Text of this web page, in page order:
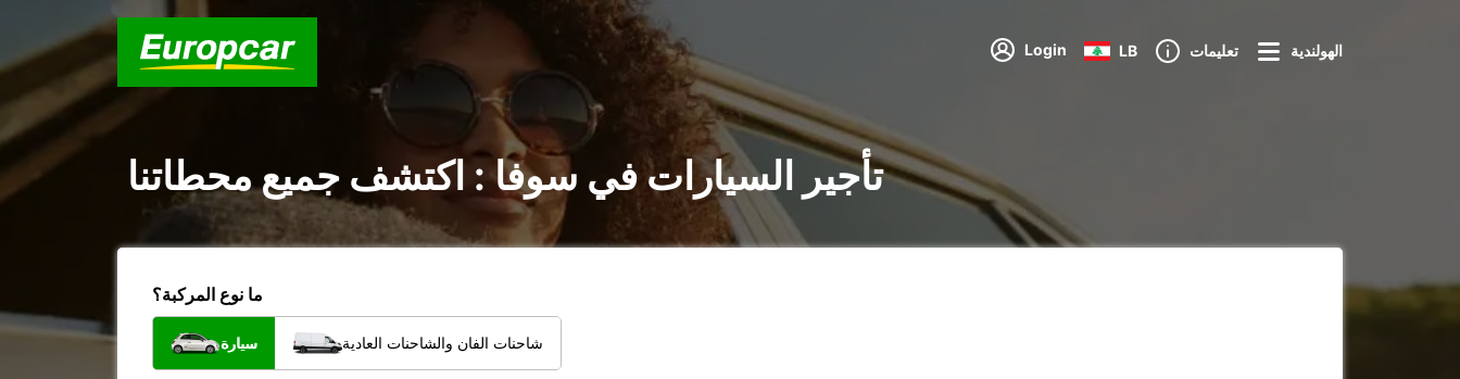
Login LB تعليمات الهولندية
تأجير السيارات في سوفا : اكتشف جميع محطاتنا
ما نوع المركبة؟
سيارة شاحنات الفان والشاحنات العادية